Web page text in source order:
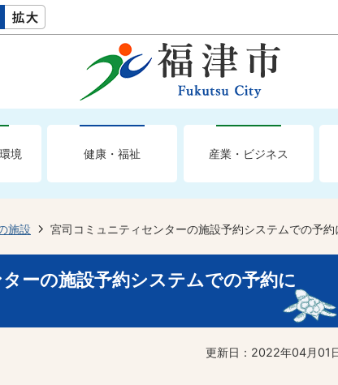
境 健康・福祉 産業・ビジネス
施設 宮司コミュニティセンターの施設予約システムでの予約
ーの施設予約システムでの予約に
更新日：2022年04月01